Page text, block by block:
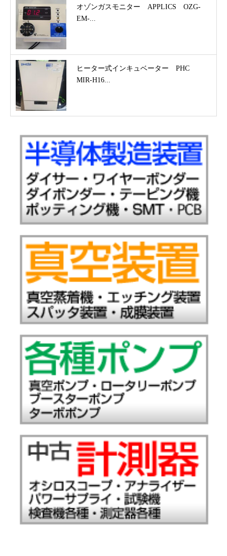
オゾンガスモニター APPLICS OZG-
EM-...
ヒーター式インキュベーター PHC
MIR-H16...